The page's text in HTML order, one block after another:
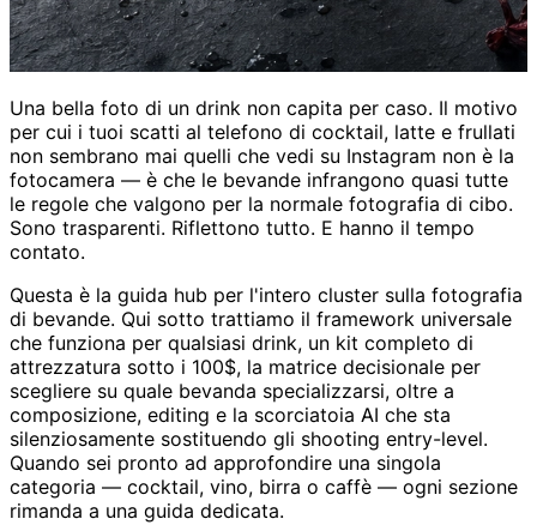
Una bella foto di un drink non capita per caso. Il motivo
per cui i tuoi scatti al telefono di cocktail, latte e frullati
non sembrano mai quelli che vedi su Instagram non è la
fotocamera — è che le bevande infrangono quasi tutte
le regole che valgono per la normale fotografia di cibo.
Sono trasparenti. Riflettono tutto. E hanno il tempo
contato.
Questa è la guida hub per l'intero cluster sulla fotografia
di bevande. Qui sotto trattiamo il framework universale
che funziona per qualsiasi drink, un kit completo di
attrezzatura sotto i 100$, la matrice decisionale per
scegliere su quale bevanda specializzarsi, oltre a
composizione, editing e la scorciatoia AI che sta
silenziosamente sostituendo gli shooting entry-level.
Quando sei pronto ad approfondire una singola
categoria — cocktail, vino, birra o caffè — ogni sezione
rimanda a una guida dedicata.